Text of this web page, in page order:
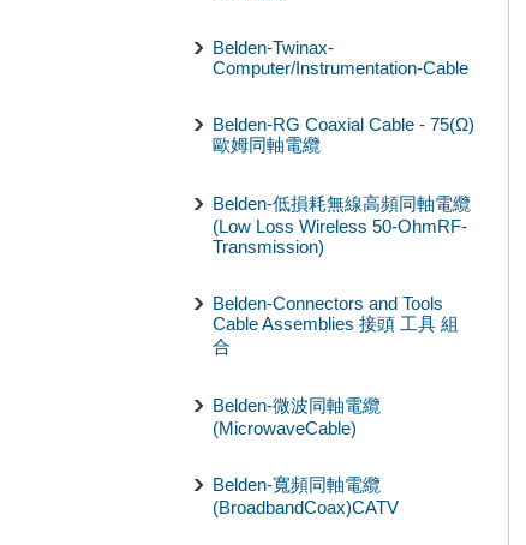
Belden-Twinax-
Computer/Instrumentation-Cable
Belden-RG Coaxial Cable - 75(Ω)
歐姆同軸電纜
Belden-低損耗無線高頻同軸電纜
(Low Loss Wireless 50-OhmRF-
Transmission)
Belden-Connectors and Tools
Cable Assemblies 接頭 工具 組
合
Belden-微波同軸電纜
(MicrowaveCable)
Belden-寬頻同軸電纜
(BroadbandCoax)CATV